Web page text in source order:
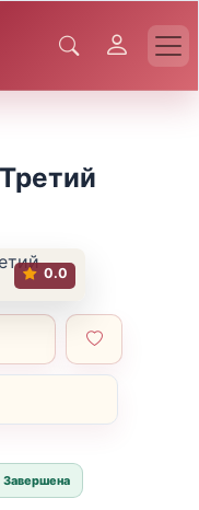
0.0
Завершена